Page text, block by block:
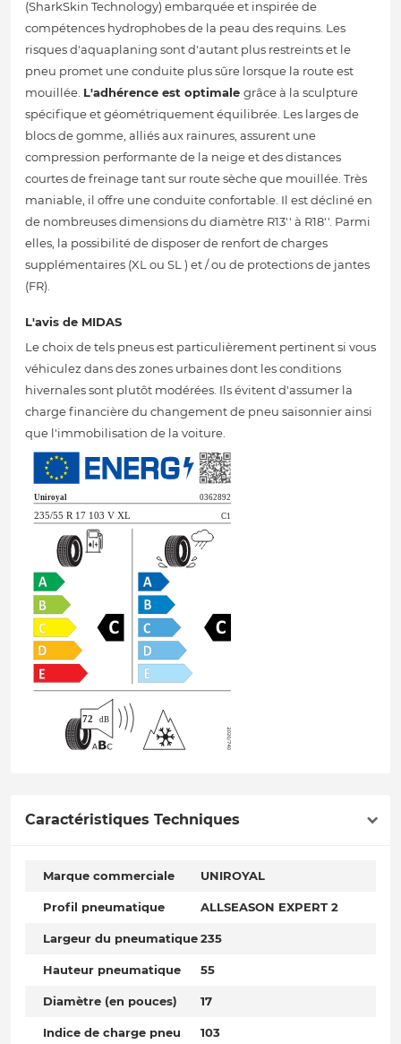
(SharkSkin Technology) embarquée et inspirée de
compétences hydrophobes de la peau des requins. Les
risques d'aquaplaning sont d'autant plus restreints et le
pneu promet une conduite plus sûre lorsque la route est
mouillée. L'adhérence est optimale grâce à la sculpture
spécifique et géométriquement équilibrée. Les larges de
blocs de gomme, alliés aux rainures, assurent une
compression performante de la neige et des distances
courtes de freinage tant sur route sèche que mouillée. Très
maniable, il offre une conduite confortable. Il est décliné en
de nombreuses dimensions du diamètre R13'' à R18''. Parmi
elles, la possibilité de disposer de renfort de charges
supplémentaires (XL ou SL ) et / ou de protections de jantes
(FR).
L'avis de MIDAS
Le choix de tels pneus est particulièrement pertinent si vous
véhiculez dans des zones urbaines dont les conditions
hivernales sont plutôt modérées. Ils évitent d'assumer la
charge financière du changement de pneu saisonnier ainsi
que l'immobilisation de la voiture.
Caractéristiques Techniques
Marque commerciale UNIROYAL
Profil pneumatique ALLSEASON EXPERT 2
Largeur du pneumatique235
Hauteur pneumatique 55
Diamètre (en pouces) 17
Indice de charge pneu 103